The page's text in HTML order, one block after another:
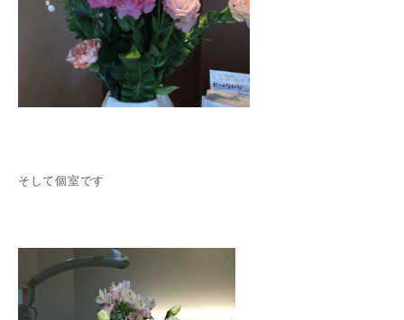
そして個室です